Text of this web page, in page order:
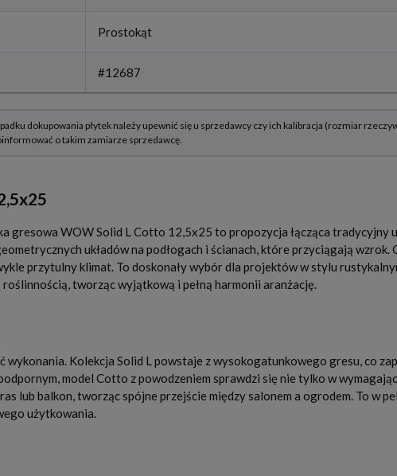
Prostokąt
#12687
gresowa WOW Solid L Cotto 12,5x25 to propozycja łącząca tradycyjny
układów na podłogach i ścianach, które przyciągają
przytulny klimat. To doskonały wybór dla projektów w stylu
tworząc wyjątkową i pełną harmonii aranżację.
Kolekcja Solid L powstaje z wysokogatunkowego gresu, co
model Cotto z powodzeniem sprawdzi się nie tylko w
lub balkon, tworząc spójne przejście między salonem a ogrodem. To w
użytkowania.